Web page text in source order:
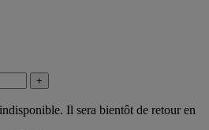
+
Il sera bientôt de retour en